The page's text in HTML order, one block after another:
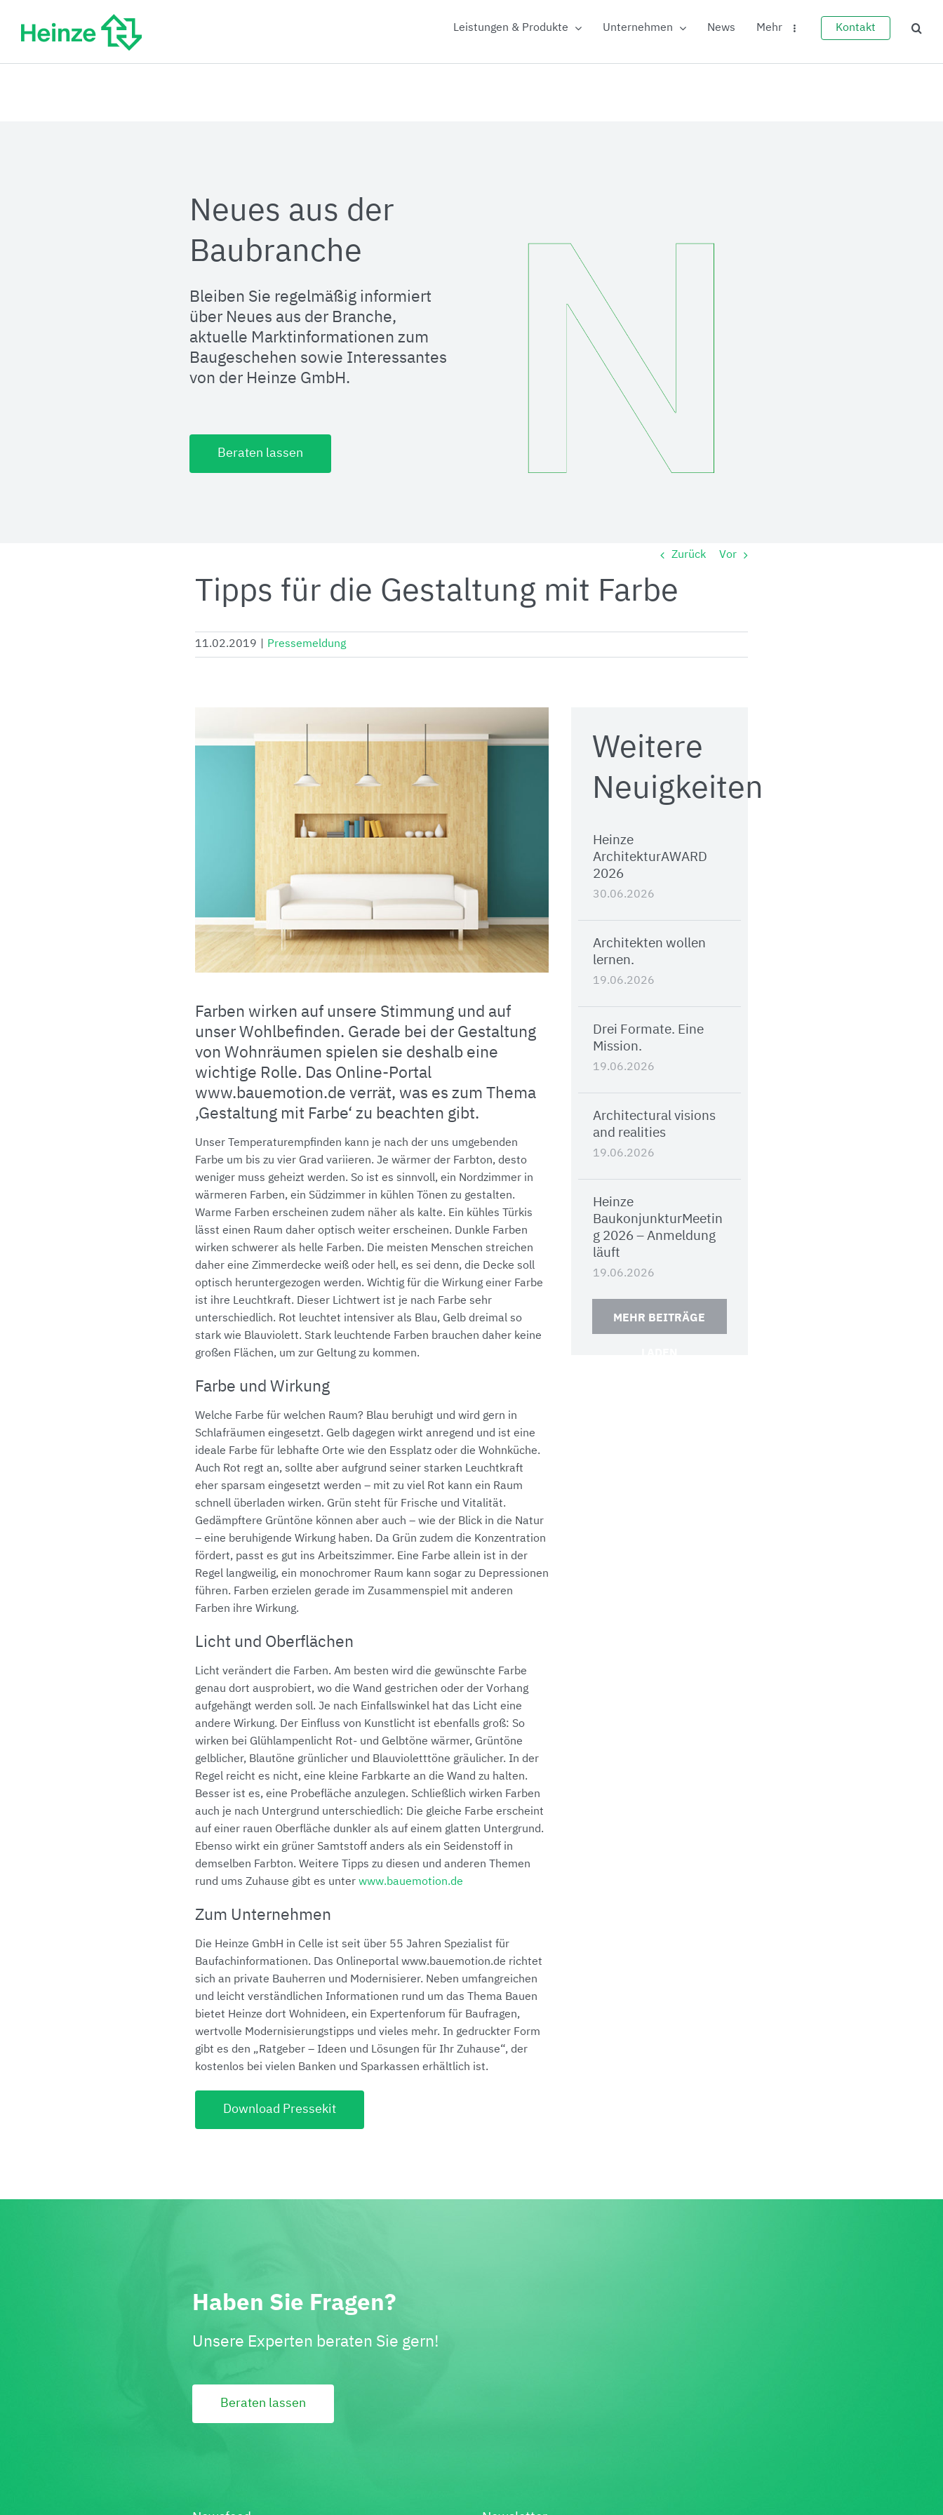
Inhalt
springen
Leistungen & Produkte Unternehmen News Mehr Kontakt
Neues aus der
Baubranche
Bleiben Sie regelmäßig informiert
über Neues aus der Branche,
aktuelle Marktinformationen zum
Baugeschehen sowie Interessantes
von der Heinze GmbH.
Beraten lassen
Zurück Vor
Tipps für die Gestaltung mit Farbe
11.02.2019 Pressemeldung
Farben wirken auf unsere Stimmung und auf
unser Wohlbefinden. Gerade bei der Gestaltung
von Wohnräumen spielen sie deshalb eine
wichtige Rolle. Das Online-Portal
www.bauemotion.de verrät, was es zum Thema
‚Gestaltung mit Farbe‘ zu beachten gibt.
Unser Temperaturempfinden kann je nach der uns umgebenden
Farbe um bis zu vier Grad variieren. Je wärmer der Farbton, desto
weniger muss geheizt werden. So ist es sinnvoll, ein Nordzimmer in
wärmeren Farben, ein Südzimmer in kühlen Tönen zu gestalten.
Warme Farben erscheinen zudem näher als kalte. Ein kühles Türkis
lässt einen Raum daher optisch weiter erscheinen. Dunkle Farben
wirken schwerer als helle Farben. Die meisten Menschen streichen
daher eine Zimmerdecke weiß oder hell, es sei denn, die Decke soll
optisch heruntergezogen werden. Wichtig für die Wirkung einer Farbe
ist ihre Leuchtkraft. Dieser Lichtwert ist je nach Farbe sehr
unterschiedlich. Rot leuchtet intensiver als Blau, Gelb dreimal so
stark wie Blauviolett. Stark leuchtende Farben brauchen daher keine
großen Flächen, um zur Geltung zu kommen.
Farbe und Wirkung
Welche Farbe für welchen Raum? Blau beruhigt und wird gern in
Schlafräumen eingesetzt. Gelb dagegen wirkt anregend und ist eine
ideale Farbe für lebhafte Orte wie den Essplatz oder die Wohnküche.
Auch Rot regt an, sollte aber aufgrund seiner starken Leuchtkraft
eher sparsam eingesetzt werden – mit zu viel Rot kann ein Raum
schnell überladen wirken. Grün steht für Frische und Vitalität.
Gedämpftere Grüntöne können aber auch – wie der Blick in die Natur
– eine beruhigende Wirkung haben. Da Grün zudem die Konzentration
fördert, passt es gut ins Arbeitszimmer. Eine Farbe allein ist in der
Regel langweilig, ein monochromer Raum kann sogar zu Depressionen
führen. Farben erzielen gerade im Zusammenspiel mit anderen
Farben ihre Wirkung.
Licht und Oberflächen
Licht verändert die Farben. Am besten wird die gewünschte Farbe
genau dort ausprobiert, wo die Wand gestrichen oder der Vorhang
aufgehängt werden soll. Je nach Einfallswinkel hat das Licht eine
andere Wirkung. Der Einfluss von Kunstlicht ist ebenfalls groß: So
wirken bei Glühlampenlicht Rot- und Gelbtöne wärmer, Grüntöne
gelblicher, Blautöne grünlicher und Blauvioletttöne gräulicher. In der
Regel reicht es nicht, eine kleine Farbkarte an die Wand zu halten.
Besser ist es, eine Probefläche anzulegen. Schließlich wirken Farben
auch je nach Untergrund unterschiedlich: Die gleiche Farbe erscheint
auf einer rauen Oberfläche dunkler als auf einem glatten Untergrund.
Ebenso wirkt ein grüner Samtstoff anders als ein Seidenstoff in
demselben Farbton. Weitere Tipps zu diesen und anderen Themen
rund ums Zuhause gibt es unterwww.bauemotion.de
Zum Unternehmen
Die Heinze GmbH in Celle ist seit über 55 Jahren Spezialist für
Baufachinformationen. Das Onlineportal www.bauemotion.de richtet
sich an private Bauherren und Modernisierer. Neben umfangreichen
und leicht verständlichen Informationen rund um das Thema Bauen
bietet Heinze dort Wohnideen, ein Expertenforum für Baufragen,
wertvolle Modernisierungstipps und vieles mehr. In gedruckter Form
gibt es den „Ratgeber – Ideen und Lösungen für Ihr Zuhause“, der
kostenlos bei vielen Banken und Sparkassen erhältlich ist.
Download Pressekit
Weitere
Neuigkeiten
Heinze
ArchitekturAWARD
2026
30.06.2026
Architekten wollen
lernen.
19.06.2026
Drei Formate. Eine
Mission.
19.06.2026
Architectural visions
and realities
19.06.2026
Heinze
BaukonjunkturMeetin
g 2026 – Anmeldung
läuft
19.06.2026
MEHR BEITRÄGE
Haben Sie Fragen?
Unsere Experten beraten Sie gern!
Beraten lassen